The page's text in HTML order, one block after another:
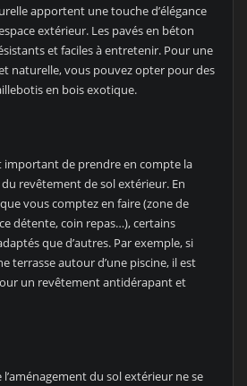
apportent une touche d’élégance
extérieur. Les pavés en béton
et faciles à entretenir. Pour une
naturelle, vous pouvez opter pour des
en bois exotique.
important de prendre en compte la
revêtement de sol extérieur. En
vous comptez en faire (zone de
détente, coin repas…), certains
que d’autres. Par exemple, si
terrasse autour d’une piscine, il est
un revêtement antidérapant et
l’aménagement du sol extérieur ne se